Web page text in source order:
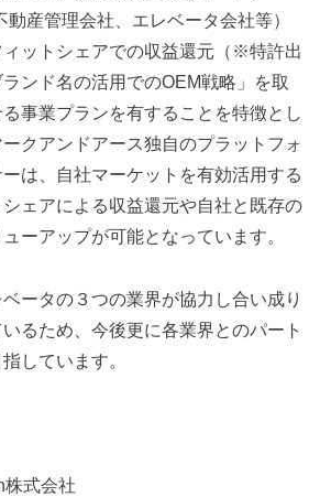
産管理会社、エレベータ会社等）
ットシェアでの収益還元（※特許出
ンド名の活用でのOEM戦略」を取
事業プランを有することを特徴とし
クアンドアース独自のプラットフォ
は、自社マーケットを有効活用する
ェアによる収益還元や自社と既存の
ーアップが可能となっています。
ータの３つの業界が協力し合い成り
るため、今後更に各業界とのパート
しています。
株式会社